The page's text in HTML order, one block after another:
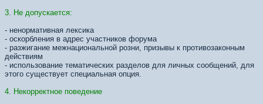
3. Не допускается:
- ненормативная лексика
- оскорбления в адрес участников форума
- разжигание межнациональной розни, призывы к противозаконным
действиям
- использование тематических разделов для личных сообщений, для
этого существует специальная опция.
4. Некорректное поведение